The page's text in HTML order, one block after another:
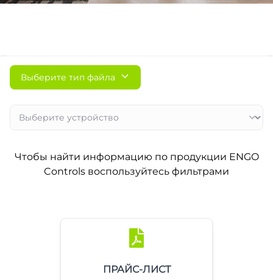
Выберите тип файла
Чтобы найти информацию по продукции ENGO
Controls воспользуйтесь фильтрами
ПРАЙС-ЛИСТ